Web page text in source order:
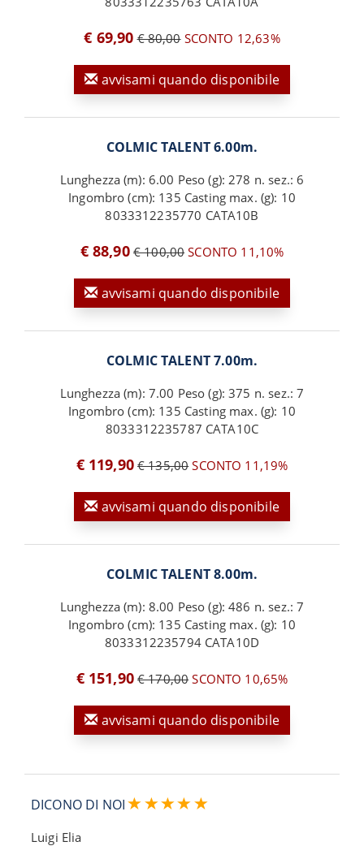
€ 69,90 € 80,00SCONTO 12,63%
avvisami quando disponibile
COLMIC TALENT 6.00m.
Lunghezza (m): 6.00 Peso (g): 278 n. sez.: 6
Ingombro (cm): 135 Casting max. (g): 10
8033312235770 CATA10B
€ 88,90 € 100,00SCONTO 11,10%
avvisami quando disponibile
COLMIC TALENT 7.00m.
Lunghezza (m): 7.00 Peso (g): 375 n. sez.: 7
Ingombro (cm): 135 Casting max. (g): 10
8033312235787 CATA10C
€ 119,90 € 135,00SCONTO 11,19%
avvisami quando disponibile
COLMIC TALENT 8.00m.
Lunghezza (m): 8.00 Peso (g): 486 n. sez.: 7
Ingombro (cm): 135 Casting max. (g): 10
8033312235794 CATA10D
€ 151,90 € 170,00SCONTO 10,65%
avvisami quando disponibile
DICONO DI NOI
Luigi Elia